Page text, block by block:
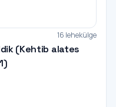
16 lehekülge
(Kehtib alates